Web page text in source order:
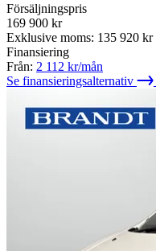
Försäljningspris
169 900 kr
Exklusive moms: 135 920 kr
Finansiering
Från: 2 112 kr/mån
Se finansieringsalternativ